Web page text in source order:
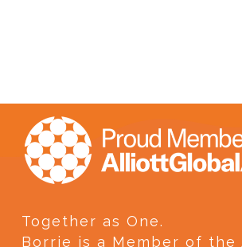
Together as One.
Borrie is a Member of